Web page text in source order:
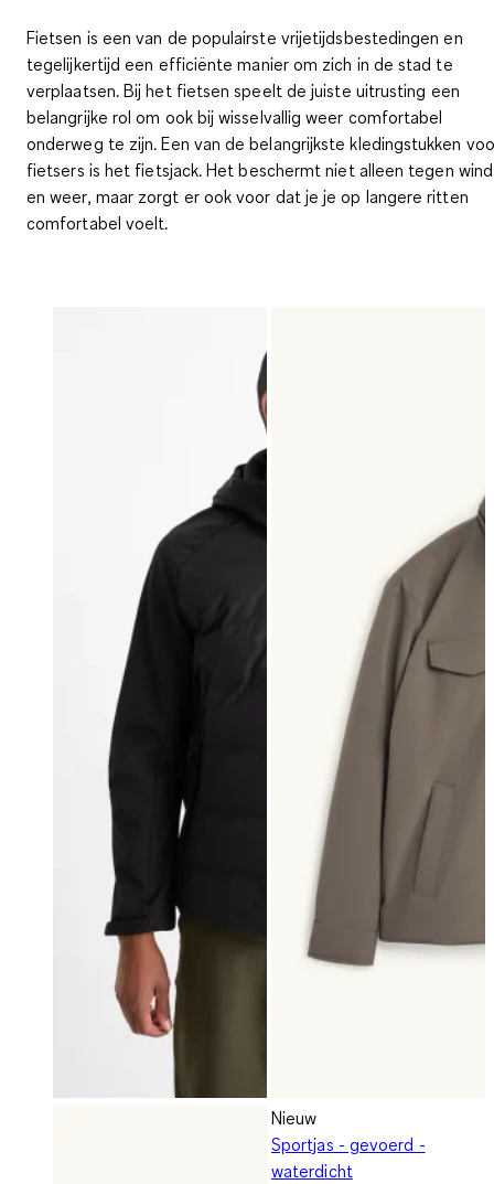
Fietsen is een van de populairste vrijetijdsbestedingen en
tegelijkertijd een efficiënte manier om zich in de stad te
verplaatsen. Bij het fietsen speelt de juiste uitrusting een
belangrijke rol om ook bij wisselvallig weer comfortabel
onderweg te zijn. Een van de belangrijkste kledingstukken
fietsers is het fietsjack. Het beschermt niet alleen tegen wind
en weer, maar zorgt er ook voor dat je je op langere ritten
comfortabel voelt.
Nieuw
Sportjas - gevoerd -
waterdicht